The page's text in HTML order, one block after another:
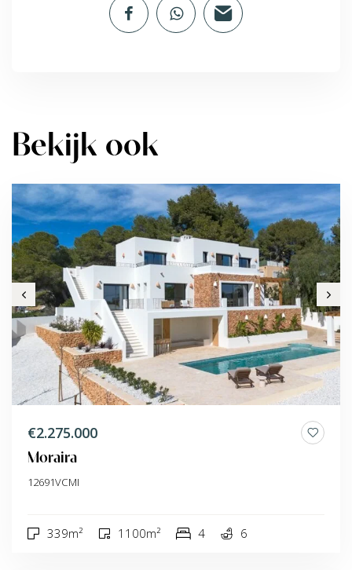
Bekijk ook
€2.275.000
Moraira
12691VCMI
339m² 1100m² 4 6